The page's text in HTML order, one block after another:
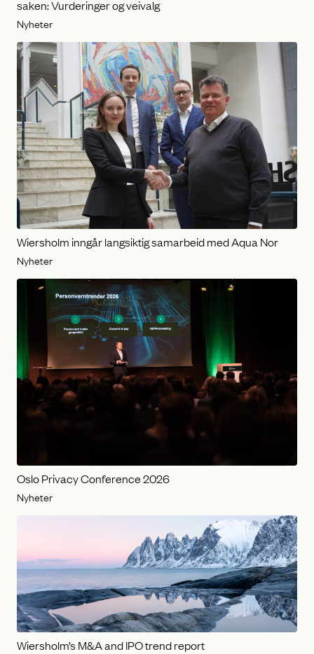
saken: Vurderinger og veivalg
Nyheter
Wiersholm inngår langsiktig samarbeid med Aqua Nor
Nyheter
Oslo Privacy Conference 2026
Nyheter
Wiersholm’s M&A and IPO trend report